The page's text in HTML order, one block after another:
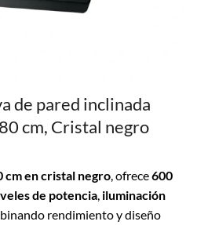
de pared inclinada
cm, Cristal negro
cm en cristal negro, ofrece600
de potencia, iluminación
rendimiento y diseño